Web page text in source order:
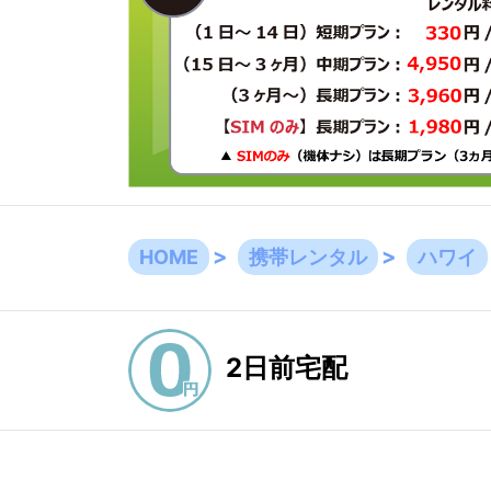
HOME 携帯レンタル ハワイ
2日前宅配